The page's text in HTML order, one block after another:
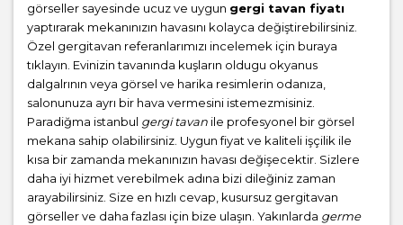
görseller sayesinde ucuz ve uygun gergi tavan fiyatı
yaptırarak mekanınızın havasını kolayca değiştirebilirsiniz.
Özel gergitavan referanlarımızı incelemek için buraya
tıklayın. Evinizin tavanında kuşların oldugu okyanus
dalgalrının veya görsel ve harika resimlerin odanıza,
salonunuza ayrı bir hava vermesini istemezmisiniz.
Paradiğma istanbul gergi tavan ile profesyonel bir görsel
mekana sahip olabilirsiniz. Uygun fiyat ve kaliteli işçilik ile
kısa bir zamanda mekanınızın havası değişecektir. Sizlere
daha iyi hizmet verebilmek adına bizi dileğiniz zaman
arayabilirsiniz. Size en hızlı cevap, kusursuz gergitavan
görseller ve daha fazlası için bize ulaşın. Yakınlarda germe